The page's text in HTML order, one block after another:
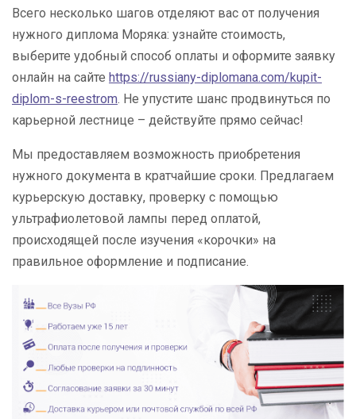
Всего несколько шагов отделяют вас от получения
нужного диплома Моряка: узнайте стоимость,
выберите удобный способ оплаты и оформите заявку
онлайн на сайте https://russiany-diplomana.com/kupit-
diplom-s-reestrom. Не упустите шанс продвинуться по
карьерной лестнице – действуйте прямо сейчас!
Мы предоставляем возможность приобретения
нужного документа в кратчайшие сроки. Предлагаем
курьерскую доставку, проверку с помощью
ультрафиолетовой лампы перед оплатой,
происходящей после изучения «корочки» на
правильное оформление и подписание.